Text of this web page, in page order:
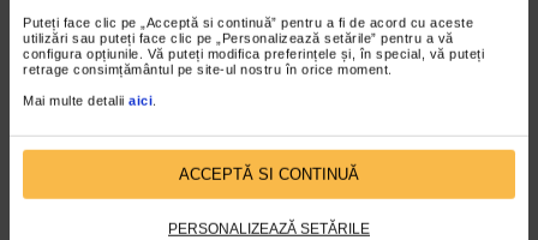
Puteți face clic pe „Acceptă si continuă” pentru a fi de acord cu aceste
utilizări sau puteți face clic pe „Personalizează setările” pentru a vă
configura opțiunile. Vă puteți modifica preferințele și, în special, vă puteți
retrage consimțământul pe site-ul nostru în orice moment.
Mai multe detalii aici
ACCEPTĂ SI CONTINUĂ
PERSONALIZEAZĂ SETĂRILE
CLIPA DE ARTA
ARTS and ARTISTS. Floriama Cândea –
„Invisible Garden #2”